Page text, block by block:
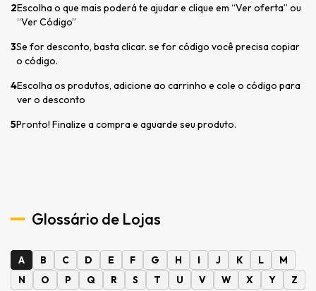
2Escolha o que mais poderá te ajudar e clique em “Ver oferta” ou
“Ver Código”
3Se for desconto, basta clicar. se for código você precisa copiar
o código.
4Escolha os produtos, adicione ao carrinho e cole o código para
ver o desconto
5Pronto! Finalize a compra e aguarde seu produto.
Glossário de Lojas
A B C D E F G H I J K L
M
N
O P Q R S T U V W X Y Z